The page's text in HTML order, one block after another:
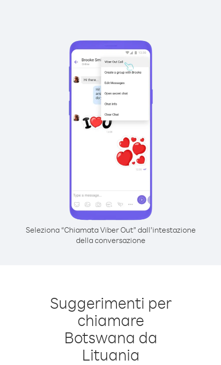
Seleziona “Chiamata Viber Out” dall’intestazione
della conversazione
Suggerimenti per
chiamare
Botswana da
Lituania